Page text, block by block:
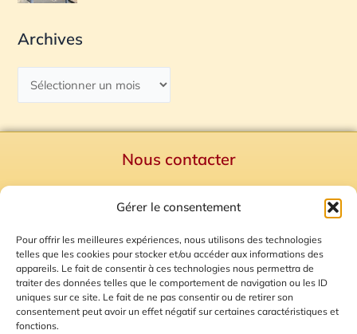
Gérer le consentement
Pour offrir les meilleures expériences, nous utilisons des technologies
telles que les cookies pour stocker et/ou accéder aux informations des
appareils. Le fait de consentir à ces technologies nous permettra de
traiter des données telles que le comportement de navigation ou les ID
uniques sur ce site. Le fait de ne pas consentir ou de retirer son
consentement peut avoir un effet négatif sur certaines caractéristiques et
fonctions.
Archives
Nous contacter
Mentions Légales
Plan du site
Gestion des Cookies